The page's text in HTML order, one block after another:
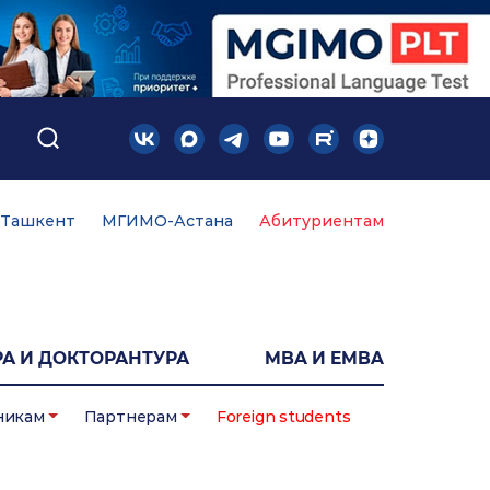
МГИМО-Астана Абитуриентам
И ДОКТОРАНТУРА MBA И EMBA
Партнерам Foreign students